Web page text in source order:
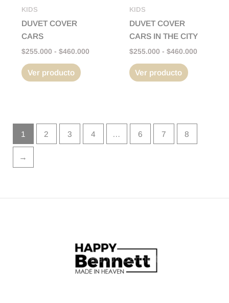
KIDS
DUVET COVER
CARS
$255.000 - $460.000
Ver producto
la
de
KIDS
DUVET COVER
CARS IN THE CITY
$255.000 - $460.000
Ver producto
en
la
de
1 2 3 4 … 6 7 8
→